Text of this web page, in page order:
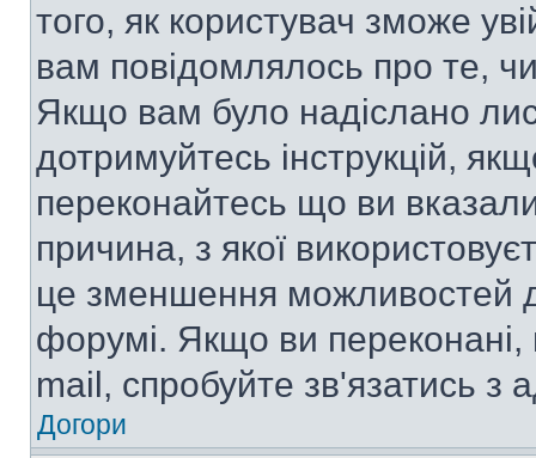
того, як користувач зможе
вам повідомлялось про те,
Якщо вам було надіслано
дотримуйтесь інструкцій,
переконайтесь що ви
причина, з якої
це зменшення можливостей
форумі. Якщо ви
mail, спробуйте зв'язатись з
Догори